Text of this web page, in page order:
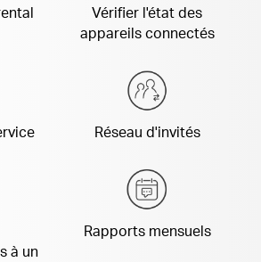
Vérifier l'état des
appareils connectés
Réseau d'invités
à un
Rapports mensuels